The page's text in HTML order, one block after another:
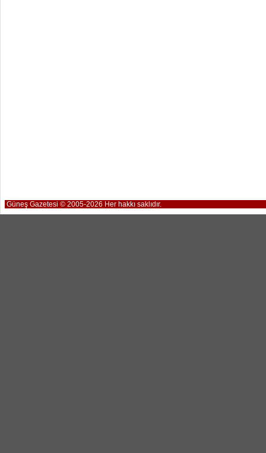
Güneş Gazetesi © 2005-2026 Her hakkı saklıdır.